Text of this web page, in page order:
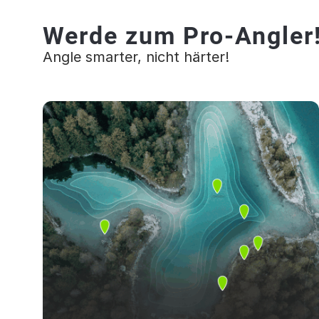
Werde zum Pro-
Angle smarter, nicht härter!